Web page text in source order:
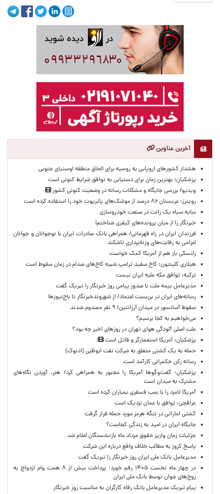
آخرین عناوین
هشدار کشورهای اروپایی به روسیه برای الحاق منطقه اوستیای جنوبی
پزشکیان‌: بهترین زمان برای دستیابی به توافق شرایط کنونی است
ویدیو/ بررسی جایگاه و مشکلات رسانه در وضعیت کنونی کشور
رویترز: عربستان ۸۶ درصد از موشک‌های پاتریوت خود را استفاده کرده است
سایه سیاه یک رانت در صنعت خودروسازی
خبرنگار را از میان پرونده‌های کیفری شناختم!
​فرزندان ایران در راه قهرمانی/ همراهی بانک صادرات ایران با نوجوانان و جوانان
اعزامی به رقابت‌های وزنه‌برداری تاشکند
زلنسکی باز هم از آمریکا کمک خواست
هیلاری کلینتون: کاخ سفید ترامپ شبیه کاخ‌های صدام در زمان سقوط است
ترکیه: توافق مکه علیه ایران نیست
مدیرعامل بیمه ملت با صدور پیامی روز خبرنگار را تبریک گفت
رسانه‌های ایران در بن‌بست اعتماد/ از شهروندخبرنگار تا باج‌نیوزها
سقوط آسانسور در میدان آرژانتین/ ۹ نفر مصدوم شدند
می‌خواهیم به کجا برسیم؟
علت اصلی آلودگی هوای تهران در روزهای اخیر چه بود؟
پزشکیان: آمریکا استعمارگر و قاتل است
حمله به یک کشتی متعلق به شرکت نفت ابوظبی (ادنوک)
رسانه رکن حکمرانی کارآمد است
پزشکیان: گفت‌وگوها آمریکا را مجبور به همراهی کرد/ هنر، آوردن نگاه‌های
مشترک به میدان است
آمریکا لامرد را با بمب فسفری بمباران کرده است
عراقچی: توافق با عمان نزدیک است
کشتی اماراتی در تنگه هرمز مورد حمله قرار گرفت
جایگاه ایران در امید به زندگی کجاست؟
جزئیات زمان واریز حقوق مرداد ماه بازنشستگان اعلام شد
پاسخ کروز به مطالب خلاف واقع درباره این شرکت
مدیرعامل بانک ملی ایران روز خبرنگار را تبریک گفت
در چهار ماه نخست ۱۴۰۵ رقم خورد؛ پرداخت بیش از ۸ همت وام ازدواج به
زوج‌های جوان توسط بانک ملی ایران
پیام تبریک مدیرعامل بانک رفاه کارگران به مناسبت روز خبرنگار